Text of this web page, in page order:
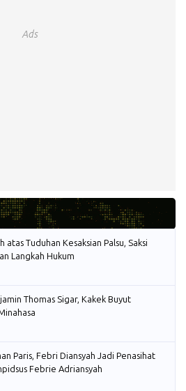
Ads
atas Tuduhan Kesaksian Palsu, Saksi
Langkah Hukum
Thomas Sigar, Kakek Buyut
Paris, Febri Diansyah Jadi Penasihat
Febrie Adriansyah